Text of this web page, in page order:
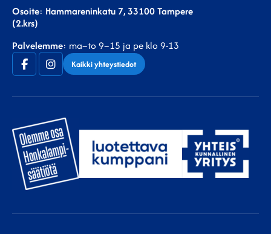
Osoite: Hammareninkatu 7, 33100 Tampere
(2.krs)
Palvelemme: ma–to 9–15 ja pe klo 9-13
FacebookInstagramKaikki yhteystiedot